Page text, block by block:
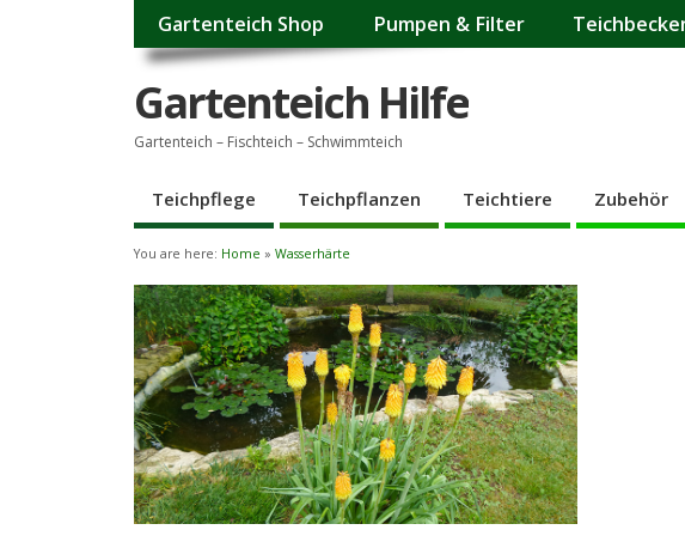
Gartenteich Shop Pumpen & Filter
Gartenteich Hilfe
Gartenteich – Fischteich – Schwimmteich
Teichpflege Teichpflanzen Teichtiere Zubehör
You are here: Home » Wasserhärte